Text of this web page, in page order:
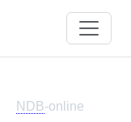
NDB-online